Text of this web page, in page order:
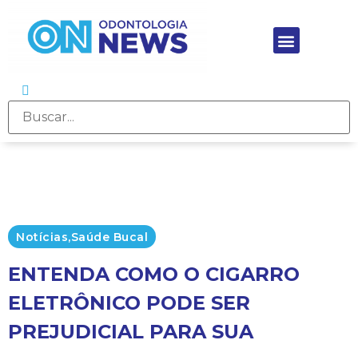
Notícias,Saúde Bucal
ENTENDA COMO O CIGARRO
ELETRÔNICO PODE SER
PREJUDICIAL PARA SUA